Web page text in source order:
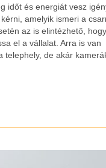
időt és energiát vesz
amelyik ismeri a
az is elintézhető,
el a vállalat. Arra is van
telephely, de akár